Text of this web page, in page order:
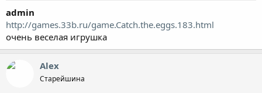
admin
http://games.33b.ru/game.Catch.the.eggs.183.html
очень веселая игрушка
Alex
Старейшина